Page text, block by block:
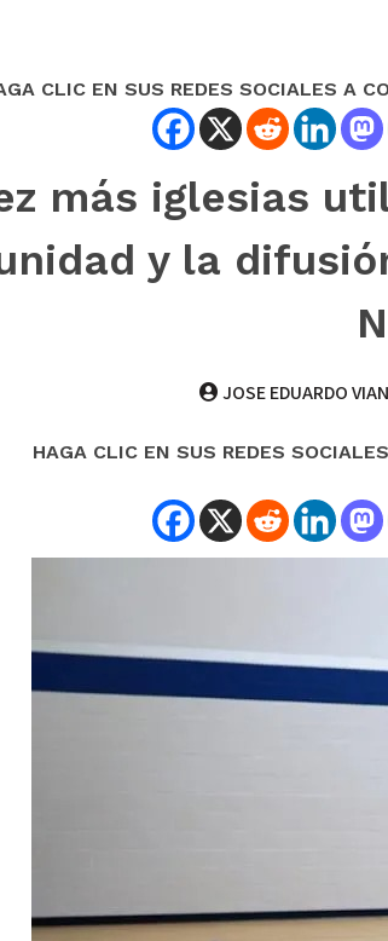
CLIC EN SUS REDES SOCIALES A
más iglesias
y la
JOSE EDUARDO
HAGA CLIC EN SUS REDES